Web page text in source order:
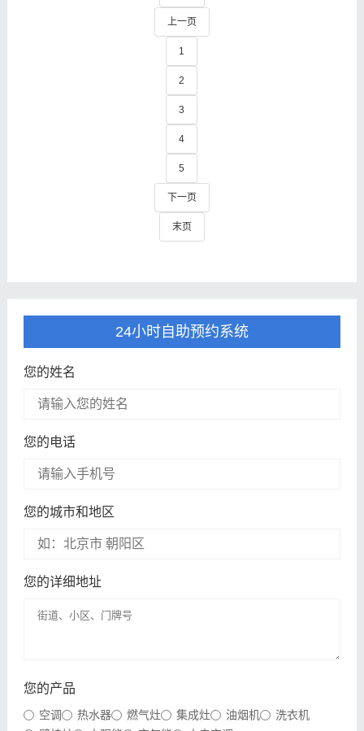
上一页
1
2
3
4
5
下一页
末页
24小时自助预约系统
您的姓名
您的电话
您的城市和地区
您的详细地址
您的产品
空调 热水器 燃气灶 集成灶 油烟机
洗衣机